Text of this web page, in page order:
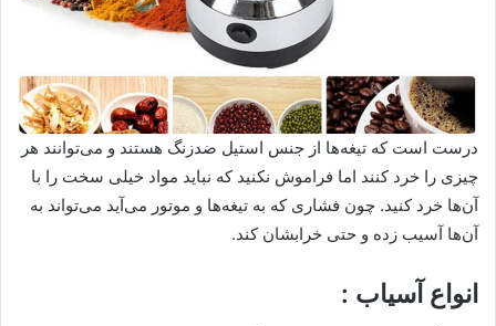
درست است که تیغه‌ها از جنس استیل ضدزنگ هستند و می‌توانند هر
چیزی را خرد کنند اما فراموش نکنید که نباید مواد خیلی سخت را با
آن‌ها خرد کنید. چون فشاری که به تیغه‌ها و موتور می‌آید می‌تواند به
آن‌ها آسیب زده و حتی خرابشان کند.
انواع آسیاب :